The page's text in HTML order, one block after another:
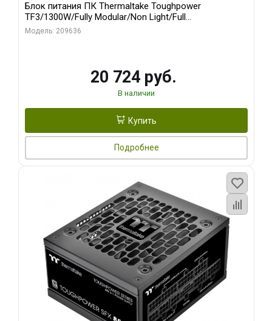
Блок питания ПК Thermaltake Toughpower
TF3/1300W/Fully Modular/Non Light/Full
Range/Analog/80 Plus Titanium/EU/100% JP CAP/All F
Модель: 209636
20 724 руб.
В наличии
Купить
Подробнее